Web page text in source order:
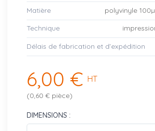
Matière polyvinyle
Technique
Délais de fabrication et d’expédition
6,00 € HT
(0,60 € pièce)
DIMENSIONS :